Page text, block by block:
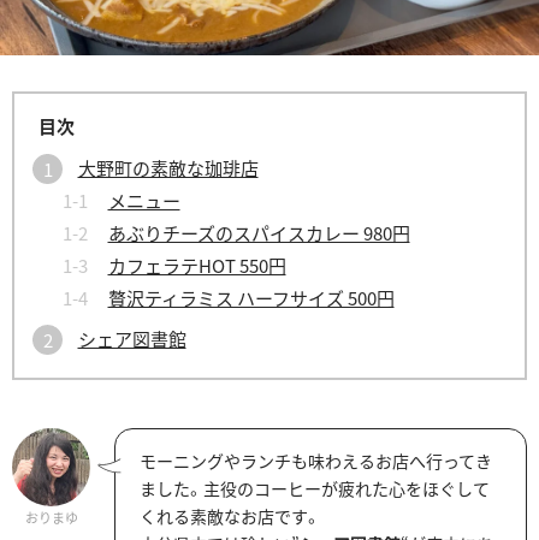
大野町の素敵な珈琲店
メニュー
あぶりチーズのスパイスカレー 980円
カフェラテHOT 550円
贅沢ティラミス ハーフサイズ 500円
シェア図書館
おりまゆ
モーニングやランチも味わえるお店へ行ってき
ました。主役のコーヒーが疲れた心をほぐして
くれる素敵なお店です。